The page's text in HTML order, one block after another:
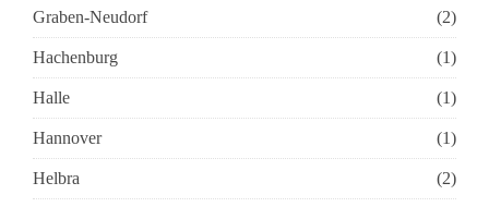
Graben-Neudorf (2)
Hachenburg (1)
Halle (1)
Hannover (1)
Helbra (2)